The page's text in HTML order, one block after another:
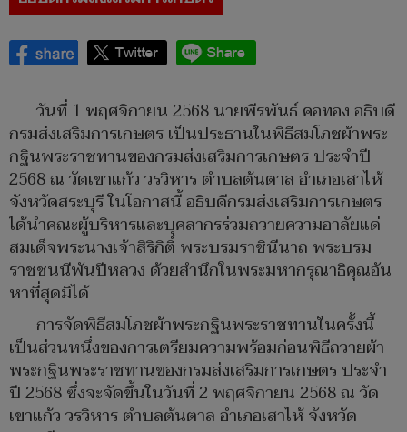
วันที่ 1 พฤศจิกายน 2568 นายพีรพันธ์ คอทอง อธิบดี
กรมส่งเสริมการเกษตร เป็นประธานในพิธีสมโภชผ้าพระ
กฐินพระราชทานของกรมส่งเสริมการเกษตร ประจำปี
2568 ณ วัดเขาแก้ว วรวิหาร ตำบลต้นตาล อำเภอเสาไห้
จังหวัดสระบุรี ในโอกาสนี้ อธิบดีกรมส่งเสริมการเกษตร
ได้นำคณะผู้บริหารและบุคลากรร่วมถวายความอาลัยแด่
สมเด็จพระนางเจ้าสิริกิติ์ พระบรมราชินีนาถ พระบรม
ราชชนนีพันปีหลวง ด้วยสำนึกในพระมหากรุณาธิคุณอัน
หาที่สุดมิได้
การจัดพิธีสมโภชผ้าพระกฐินพระราชทานในครั้งนี้
เป็นส่วนหนึ่งของการเตรียมความพร้อมก่อนพิธีถวายผ้า
พระกฐินพระราชทานของกรมส่งเสริมการเกษตร ประจำ
ปี 2568 ซึ่งจะจัดขึ้นในวันที่ 2 พฤศจิกายน 2568 ณ วัด
เขาแก้ว วรวิหาร ตำบลต้นตาล อำเภอเสาไห้ จังหวัด